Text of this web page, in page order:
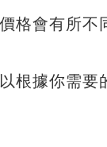
格會有所
根據你需